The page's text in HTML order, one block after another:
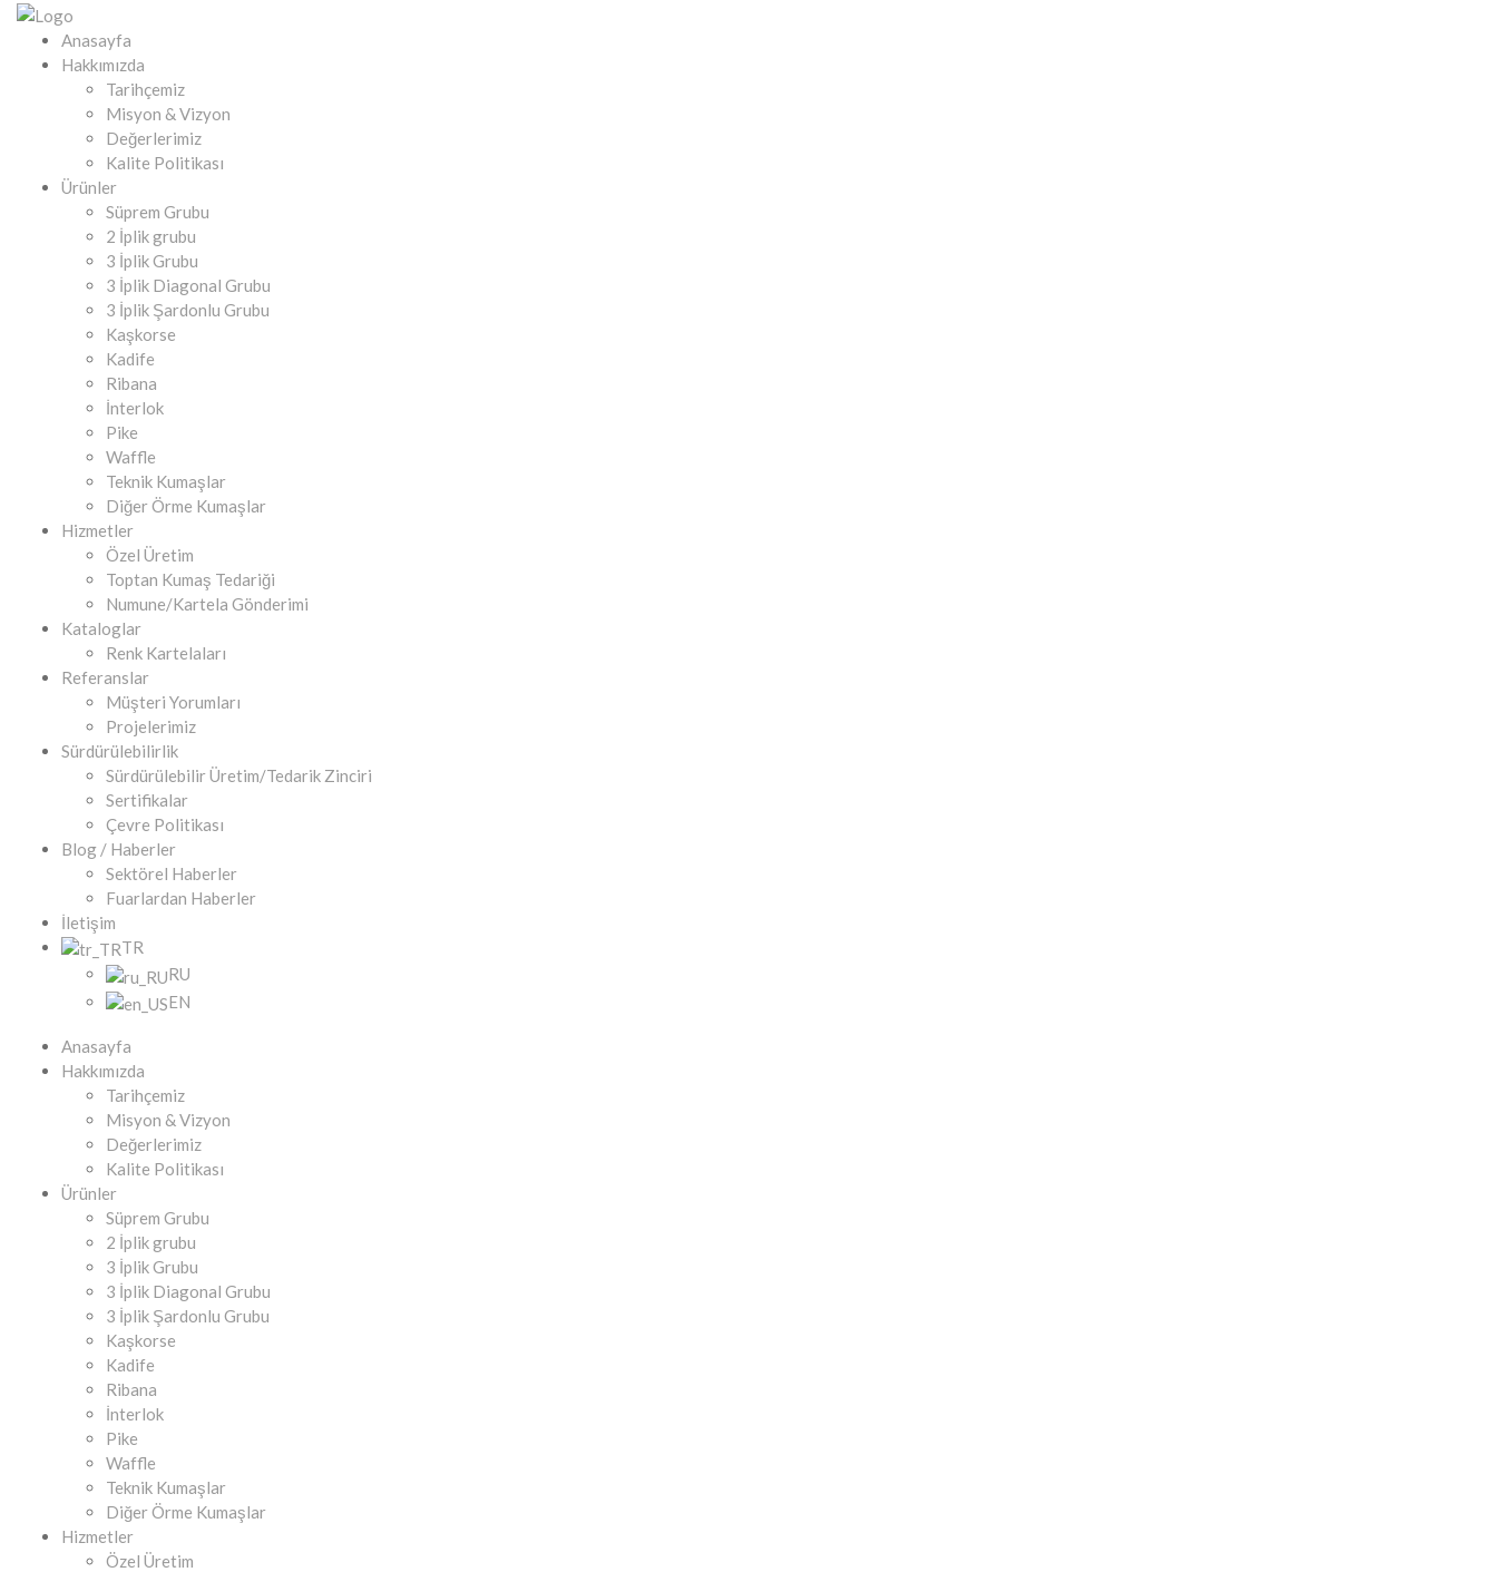
Anasayfa
Hakkımızda
Tarihçemiz
Misyon & Vizyon
Değerlerimiz
Kalite Politikası
Ürünler
Süprem Grubu
2 İplik grubu
3 İplik Grubu
3 İplik Diagonal Grubu
3 İplik Şardonlu Grubu
Kaşkorse
Kadife
Ribana
İnterlok
Pike
Waffle
Teknik Kumaşlar
Diğer Örme Kumaşlar
Hizmetler
Özel Üretim
Toptan Kumaş Tedariği
Numune/Kartela Gönderimi
Kataloglar
Renk Kartelaları
Referanslar
Müşteri Yorumları
Projelerimiz
Sürdürülebilirlik
Sürdürülebilir Üretim/Tedarik Zinciri
Sertifikalar
Çevre Politikası
Blog / Haberler
Sektörel Haberler
Fuarlardan Haberler
İletişim
TR
RU
EN
Anasayfa
Hakkımızda
Tarihçemiz
Misyon & Vizyon
Değerlerimiz
Kalite Politikası
Ürünler
Süprem Grubu
2 İplik grubu
3 İplik Grubu
3 İplik Diagonal Grubu
3 İplik Şardonlu Grubu
Kaşkorse
Kadife
Ribana
İnterlok
Pike
Waffle
Teknik Kumaşlar
Diğer Örme Kumaşlar
Hizmetler
Özel Üretim